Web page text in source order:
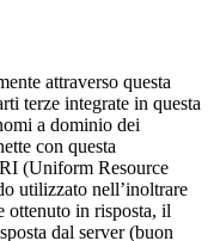
attraverso questa
terze integrate in questa
a dominio dei
con questa
(Uniform Resource
utilizzato nell’inoltrare
ottenuto in risposta, il
dal server (buon